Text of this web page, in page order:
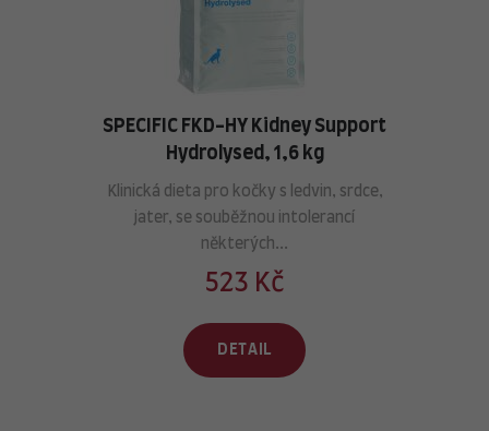
SPECIFIC FKD-HY Kidney Support
Hydrolysed, 1,6 kg
Klinická dieta pro kočky s ledvin, srdce,
jater, se souběžnou intolerancí
některých...
523 Kč
DETAIL